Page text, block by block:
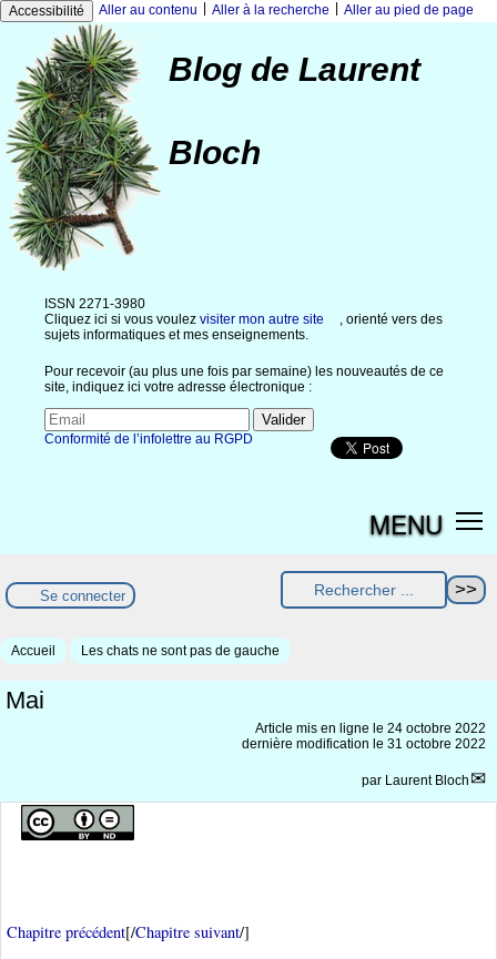
Accessibilité Aller au contenu Aller à la recherche Aller au pied de page
Blog de Laurent
Bloch
ISSN 2271-3980
Cliquez ici si vous voulez visiter mon autre site
, orienté vers des
sujets informatiques et mes enseignements.
Pour recevoir (au plus une fois par semaine) les nouveautés de ce
site, indiquez ici votre adresse électronique :
Conformité de l’infolettre au RGPD
MENU
Se connecter
Accueil Les chats ne sont pas de gauche
Mai
Article mis en ligne le 24 octobre 2022
dernière modification le 31 octobre 2022
par Laurent Bloch
Chapitre précédent[/Chapitre suivant/]